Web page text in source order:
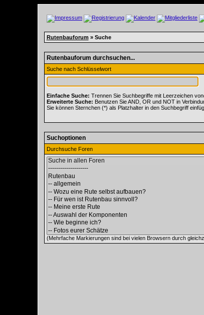
Rutenbauforum » Suche
Rutenbauforum durchsuchen...
Suche nach Schlüsselwort
Einfache Suche: Trennen Sie Suchbegriffe mit Leerzeichen
Erweiterte Suche: Benutzen Sie AND, OR und NOT in
Sie können Sternchen (*) als Platzhalter in den Suchbegriff
Suchoptionen
Durchsuche Foren
(Mehrfache Markierungen sind bei vielen Browsern durch